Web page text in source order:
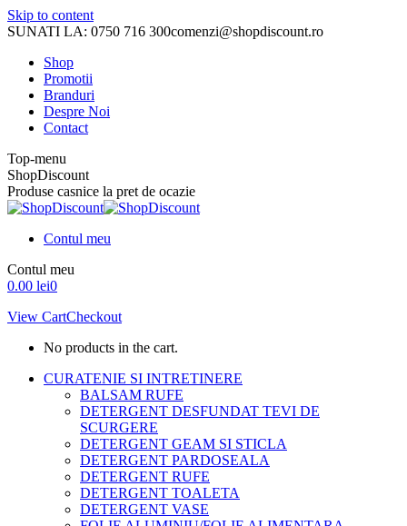
Skip to content
SUNATI LA: 0750 716 300comenzi@shopdiscount.ro
Shop
Promotii
Branduri
Despre Noi
Contact
Top-menu
ShopDiscount
Produse casnice la pret de ocazie
Contul meu
Contul meu
0.00 lei0
View CartCheckout
No products in the cart.
CURATENIE SI INTRETINERE
BALSAM RUFE
DETERGENT DESFUNDAT TEVI DE
SCURGERE
DETERGENT GEAM SI STICLA
DETERGENT PARDOSEALA
DETERGENT RUFE
DETERGENT TOALETA
DETERGENT VASE